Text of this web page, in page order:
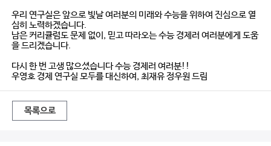
우리 연구실은 앞으로 빛날 여러분의 미래와 수능을 위하여 진심으로 열
심히 노력하겠습니다.
남은 커리큘럼도 문제 없이, 믿고 따라오는 수능 경제러 여러분에게 도움
을 드리겠습니다.
다시 한 번 고생 많으셨습니다 수능 경제러 여러분!!
우영호 경제 연구실 모두를 대신하여, 최재유 정우원 드림
목록으로